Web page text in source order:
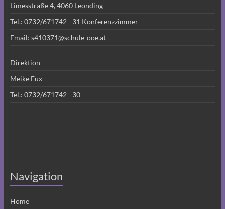
Limesstraße 4, 4060 Leonding
Tel.: 0732/671742 - 31 Konferenzzimmer
Email: s410371@schule-ooe.at
Direktion
Meike Fux
Tel.: 0732/671742 - 30
Navigation
Home